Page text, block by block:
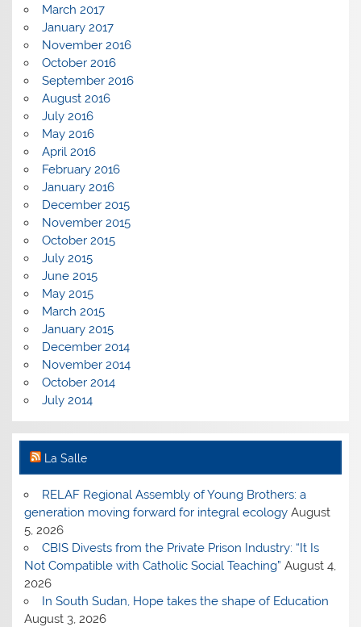
March 2017
January 2017
November 2016
October 2016
September 2016
August 2016
July 2016
May 2016
April 2016
February 2016
January 2016
December 2015
November 2015
October 2015
July 2015
June 2015
May 2015
March 2015
January 2015
December 2014
November 2014
October 2014
July 2014
La Salle
RELAF Regional Assembly of Young Brothers: a
generation moving forward for integral ecology August
5, 2026
CBIS Divests from the Private Prison Industry: “It Is
Not Compatible with Catholic Social Teaching” August 4,
2026
In South Sudan, Hope takes the shape of Education
August 3, 2026